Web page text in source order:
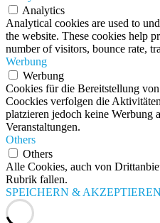
Analytics
Analytical cookies are used to
the website. These cookies help
number of visitors, bounce rate,
Werbung
Werbung
Cookies für die Bereitstellung
Coockies verfolgen die
platzieren jedoch keine Werbung
Veranstaltungen.
Others
Others
Alle Cookies, auch von
Rubrik fallen.
SPEICHERN & AKZEPTIEREN